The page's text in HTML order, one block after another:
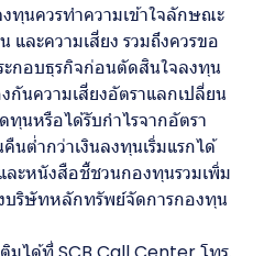
ทุนควรทำความเข้าใจลักษณะ
ละความเสี่ยง รวมถึงควรขอ
ะกอบธุรกิจก่อนตัดสินใจลงทุน
กันความเสี่ยงอัตราแลกเปลี่ยน
นหรือได้รับกำไรจากอัตรา
นต่ำกว่าเงินลงทุนเริ่มแรกได้
ะหนังสือชี้ชวนกองทุนรวมเพิ่ม
บริษัทหลักทรัพย์จัดการกองทุน